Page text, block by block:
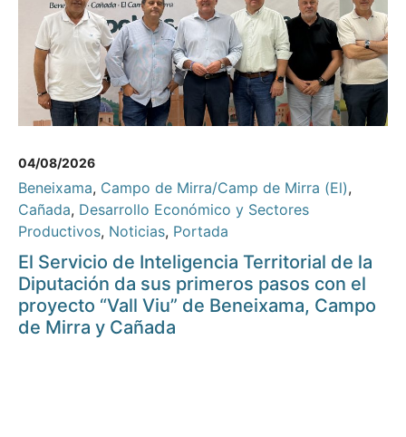
04/08/2026
Beneixama, Campo de Mirra/Camp de Mirra (El),
Cañada, Desarrollo Económico y Sectores
Productivos, Noticias, Portada
El Servicio de Inteligencia Territorial de la
Diputación da sus primeros pasos con el
proyecto “Vall Viu” de Beneixama, Campo
de Mirra y Cañada